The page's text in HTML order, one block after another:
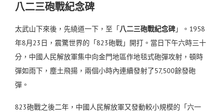
八二三砲戰紀念碑
太武山下來後，先繞道一下，至「八二三砲戰紀念碑」。 1958
年8月23日，震驚世界的「823砲戰」開打。當日下午六時三十
分，中國人民解放軍集中向金門地區作地毯式砲彈攻射，頓時
彈如雨下，塵土飛揚，兩個小時內連續發射了57,500餘發砲
彈。
823砲戰之後二年，中國人民解放軍又發動較小規模的「六一